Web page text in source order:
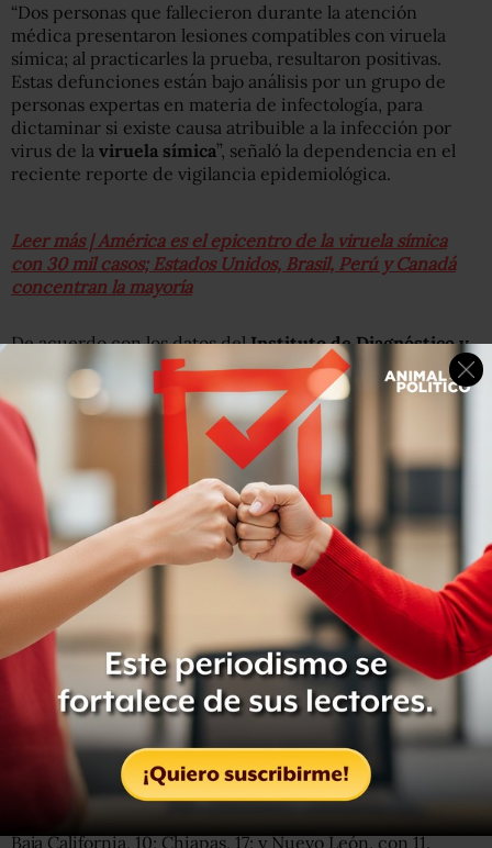
“Dos personas que fallecieron durante la atención
médica presentaron lesiones compatibles con viruela
símica; al practicarles la prueba, resultaron positivas.
Estas defunciones están bajo análisis por un grupo de
personas expertas en materia de infectología, para
dictaminar si existe causa atribuible a la infección por
virus de la viruela símica”, señaló la dependencia en el
reciente reporte de vigilancia epidemiológica.
Leer más | América es el epicentro de la viruela símica
con 30 mil casos; Estados Unidos, Brasil, Perú y Canadá
concentran la mayoría
De acuerdo con los datos delInstituto de Diagnóstico y
Referencia Epidemiológicos (InDRE), la Ciudad de
México es la entidad que reporta la mayor cantidad de
casos de viruela del mono, con 606 contagios; después
está Jalisco, con 156 y Estado de México, con 79.
Le siguen Yucatán, con 59; Quintana Roo, 28; Tabasco, 13;
Baja California, 10; Chiapas, 17; y Nuevo León, con 11.